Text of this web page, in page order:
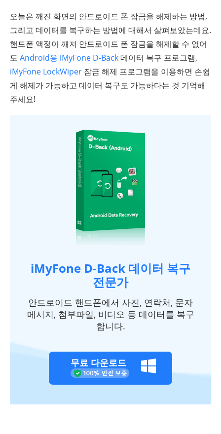
오늘은 깨진 화면의 안드로이드 폰 잠금을 해제하는 방법,
그리고 데이터를 복구하는 방법에 대해서 살펴보았는데요.
핸드폰 액정이 깨져 안드로이드 폰 잠금을 해제할 수 없어
도 Android용 iMyFone D-Back데이터 복구 프로그램,
iMyFone LockWiper 잠금 해제 프로그램을 이용하면 손쉽
게 해제가 가능하고 데이터 복구도 가능하다는 것 기억해
주세요!
iMyFone D-Back 데이터 복구
전문가
안드로이드 핸드폰에서 사진, 연락처, 문자
메시지, 첨부파일, 비디오 등 데이터를 복구
합니다.
무료 다운로드